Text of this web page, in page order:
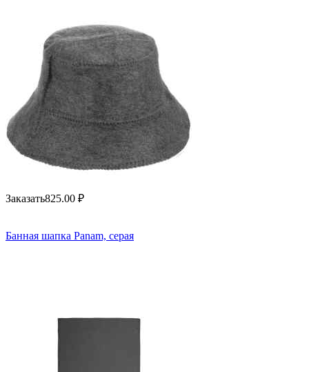
Заказать825.00 ₽
Банная шапка Panam, серая